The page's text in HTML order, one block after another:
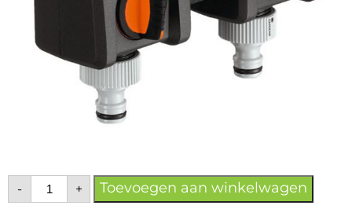
- + Toevoegen aan winkelwagen